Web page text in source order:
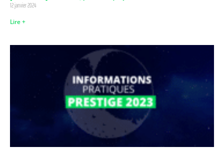
12 janvier 2024
Lire +